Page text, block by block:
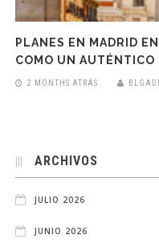
PLANES EN MADRID
COMO UN AUTÉNTICO
2 MONTHS ATRÁS
ARCHIVOS
JULIO 2026
JUNIO 2026